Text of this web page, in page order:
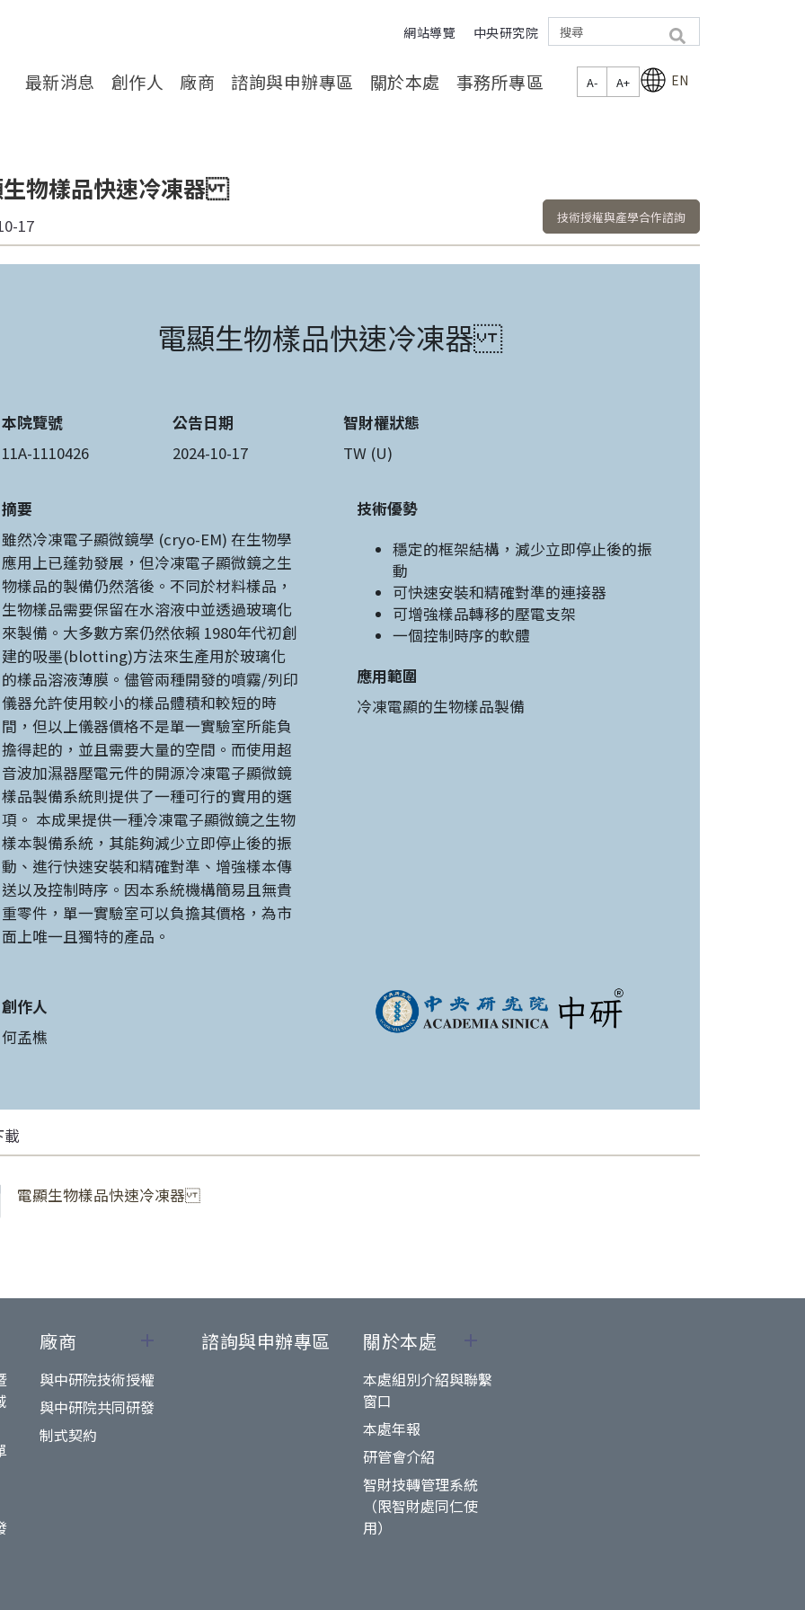
對外服務網
網站導覽 中央研究院 search
最新消息 創作人 廠商 諮詢與申辦專區 關於本處 事務所專區 A- A+ EN
生物樣品快速冷凍器
技術授權與產學合作諮詢
17
電顯生物樣品快速冷凍器
本院覽號
11A-1110426
公告日期
2024-10-17
智財權狀態
TW (U)
摘要
雖然冷凍電子顯微鏡學 (cryo-EM) 在生物學
應用上已蓬勃發展，但冷凍電子顯微鏡之生
物樣品的製備仍然落後。不同於材料樣品，
生物樣品需要保留在水溶液中並透過玻璃化
來製備。大多數方案仍然依賴 1980年代初創
建的吸墨(blotting)方法來生產用於玻璃化
的樣品溶液薄膜。儘管兩種開發的噴霧/列印
儀器允許使用較小的樣品體積和較短的時
間，但以上儀器價格不是單一實驗室所能負
擔得起的，並且需要大量的空間。而使用超
音波加濕器壓電元件的開源冷凍電子顯微鏡
樣品製備系統則提供了一種可行的實用的選
項。 本成果提供一種冷凍電子顯微鏡之生物
樣本製備系統，其能夠減少立即停止後的振
動、進行快速安裝和精確對準、增強樣本傳
送以及控制時序。因本系統機構簡易且無貴
重零件，單一實驗室可以負擔其價格，為市
面上唯一且獨特的產品。
技術優勢
穩定的框架結構，減少立即停止後的振
動
可快速安裝和精確對準的連接器
可增強樣品轉移的壓電支架
一個控制時序的軟體
應用範圍
冷凍電顯的生物樣品製備
創作人
何孟樵
載
電顯生物樣品快速冷凍器
廠商
與中研院技術授權
與中研院共同研發
制式契約
諮詢與申辦專區 關於本處
本處組別介紹與聯繫
窗口
本處年報
研管會介紹
智財技轉管理系統
（限智財處同仁使
用）